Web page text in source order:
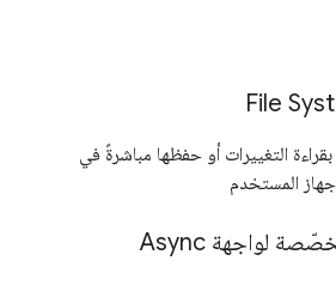
File
التغييرات أو حفظها مباشرةً في
المستخدم
تنسيقات الويب المخصّصة لواجهة Async